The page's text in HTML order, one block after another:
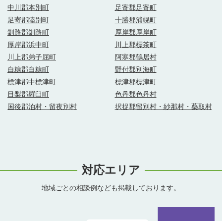
中川郡本別町
足寄郡足寄町
足寄郡陸別町
十勝郡浦幌町
釧路郡釧路町
厚岸郡厚岸町
厚岸郡浜中町
川上郡標茶町
川上郡弟子屈町
阿寒郡鶴居村
白糠郡白糠町
野付郡別海町
標津郡中標津町
標津郡標津町
目梨郡羅臼町
色丹郡色丹村
国後郡泊村・留夜別村
択捉郡留別村・紗那村・蘂取村
対応エリア
地域ごとの相談例なども掲載しております。